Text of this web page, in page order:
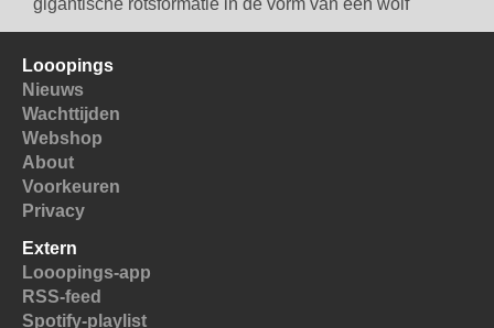
gigantische rotsformatie in de vorm van een wolf
Looopings
Nieuws
Wachttijden
Webshop
About
Voorkeuren
Privacy
Extern
Looopings-app
RSS-feed
Spotify-playlist